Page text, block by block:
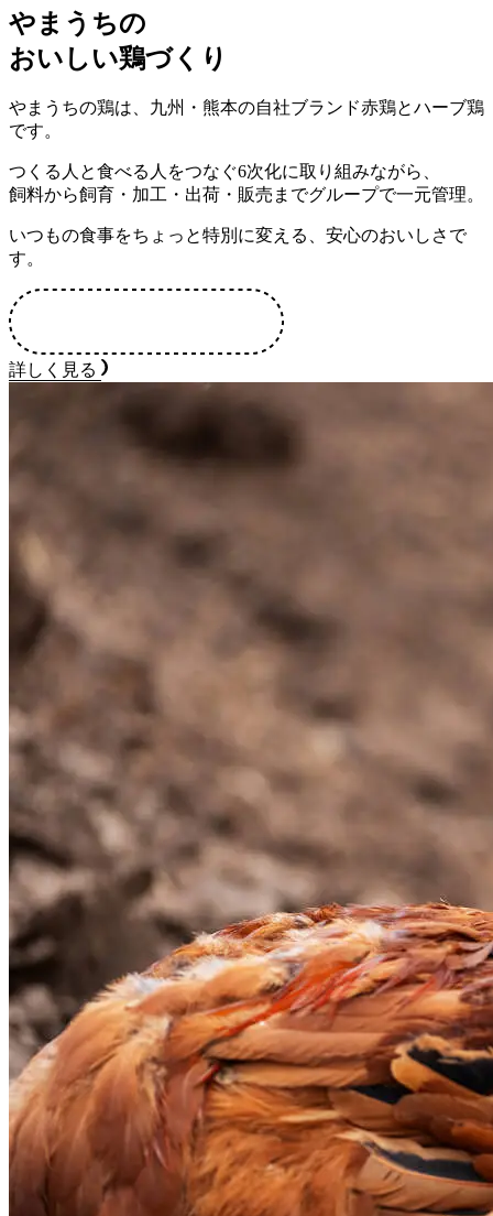
やまうちの
おいしい鶏づくり
やまうちの鶏は、九州・熊本の自社ブランド赤鶏とハーブ鶏
です。
つくる人と食べる人をつなぐ6次化に取り組みながら、
飼料から飼育・加工・出荷・販売までグループで一元管理。
いつもの食事をちょっと特別に変える、安心のおいしさで
す。
詳しく見る